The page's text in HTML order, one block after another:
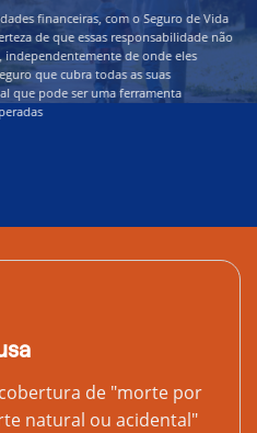
financeiras, com o Seguro de Vida
de que essas responsabilidade não
independentemente de onde eles
que cubra todas as suas
que pode ser uma ferramenta
de "morte por
natural ou acidental"